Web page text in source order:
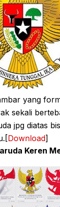
yang
sekali
jpg diatas
Download]
Keren